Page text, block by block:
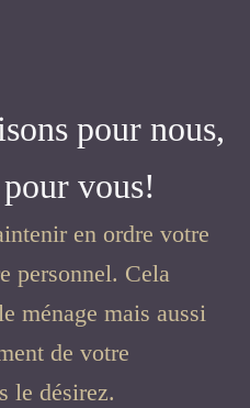
pour nous,
vous!
en ordre votre
personnel. Cela
ménage mais aussi
de votre
le désirez.